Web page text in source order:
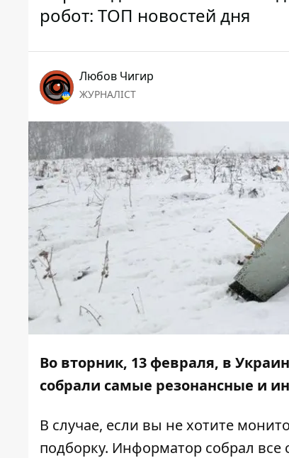
робот: ТОП новостей дня
Любов Чигир
ЖУРНАЛІСТ
Во вторник, 13 февраля, в
собрали самые резонансные и
В случае, если вы не хотите
подборку. Информатор собрал